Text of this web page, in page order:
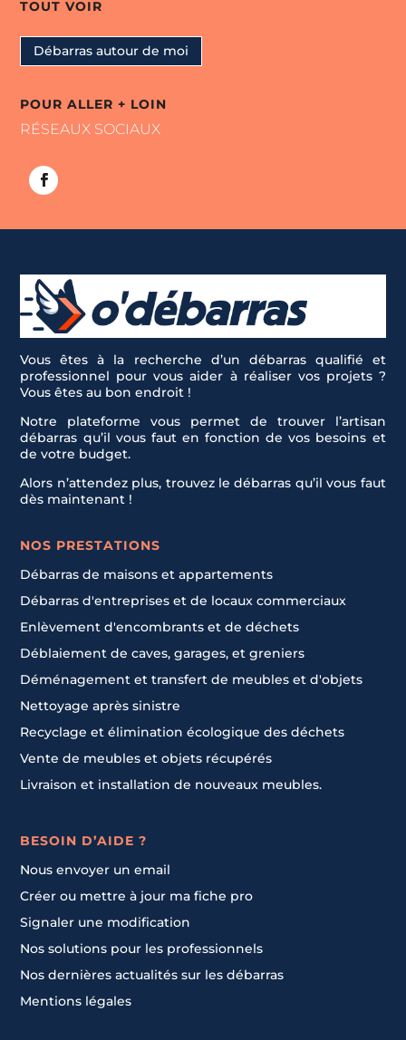
TOUT VOIR
Débarras autour de moi
POUR ALLER + LOIN
RÉSEAUX SOCIAUX
Vous êtes à la recherche d’un débarras qualifié et
professionnel pour vous aider à réaliser vos projets ?
Vous êtes au bon endroit !
Notre plateforme vous permet de trouver l’artisan
débarras qu’il vous faut en fonction de vos besoins et
de votre budget.
Alors n’attendez plus, trouvez le débarras qu’il vous faut
dès maintenant !
NOS PRESTATIONS
Débarras de maisons et appartements
Débarras d'entreprises et de locaux commerciaux
Enlèvement d'encombrants et de déchets
Déblaiement de caves, garages, et greniers
Déménagement et transfert de meubles et d'objets
Nettoyage après sinistre
Recyclage et élimination écologique des déchets
Vente de meubles et objets récupérés
Livraison et installation de nouveaux meubles.
BESOIN D’AIDE ?
Nous envoyer un email
Créer ou mettre à jour ma fiche pro
Signaler une modification
Nos solutions pour les professionnels
Nos dernières actualités sur les débarras
Mentions légales